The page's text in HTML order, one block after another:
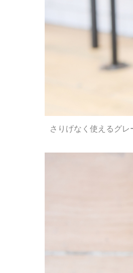
さりげなく使えるグ